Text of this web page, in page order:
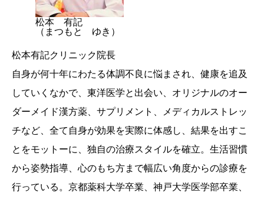
松本 有記
（まつもと ゆき）
松本有記クリニック院長
自身が何十年にわたる体調不良に悩まされ、健康を追及
していくなかで、東洋医学と出会い、オリジナルのオー
ダーメイド漢方薬、サプリメント、メディカルストレッ
チなど、全て自身が効果を実際に体感し、結果を出すこ
とをモットーに、独自の治療スタイルを確立。生活習慣
から姿勢指導、心のもち方まで幅広い角度からの診療を
行っている。京都薬科大学卒業、神戸大学医学部卒業、